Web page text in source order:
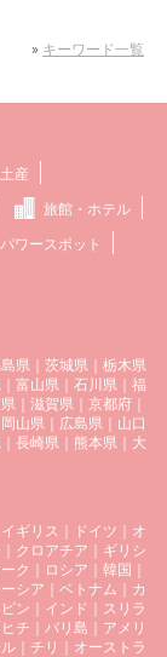
» キーワード一覧
産
旅館・ホテル
パワースポット
県 ｜茨城県 ｜栃木県
｜富山県 ｜石川県 ｜福
｜滋賀県 ｜京都府 ｜
岡山県 ｜ 広島県 ｜ 山口
｜長崎県 ｜ 熊本県 ｜ 大
イギリス ｜ ドイツ ｜ オ
｜ クロアチア ｜ ギリシ
ク ｜ ロシア ｜韓国 ｜
シア ｜ベトナム ｜ カ
ン ｜ インド ｜ スリラ
チ ｜ バリ島 ｜ アメリ
｜チリ ｜ オーストラ